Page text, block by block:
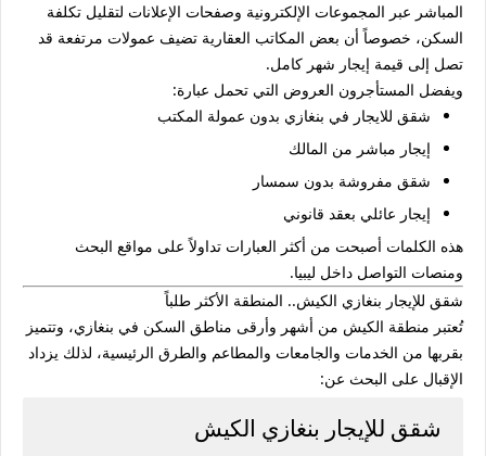
المباشر عبر المجموعات الإلكترونية وصفحات الإعلانات لتقليل تكلفة
السكن، خصوصاً أن بعض المكاتب العقارية تضيف عمولات مرتفعة قد
تصل إلى قيمة إيجار شهر كامل.
ويفضل المستأجرون العروض التي تحمل عبارة:
شقق للايجار في بنغازي بدون عمولة المكتب
إيجار مباشر من المالك
شقق مفروشة بدون سمسار
إيجار عائلي بعقد قانوني
هذه الكلمات أصبحت من أكثر العبارات تداولاً على مواقع البحث
ومنصات التواصل داخل ليبيا.
شقق للإيجار بنغازي الكيش.. المنطقة الأكثر طلباً
تُعتبر منطقة الكيش من أشهر وأرقى مناطق السكن في بنغازي، وتتميز
بقربها من الخدمات والجامعات والمطاعم والطرق الرئيسية، لذلك يزداد
الإقبال على البحث عن:
شقق للإيجار بنغازي الكيش